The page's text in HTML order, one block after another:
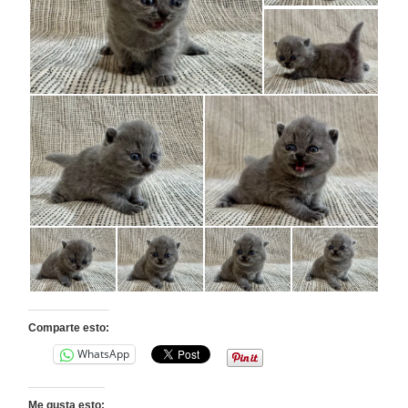
Comparte esto:
WhatsApp
Me gusta esto: